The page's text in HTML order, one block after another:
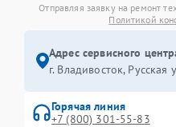
Отправляя заявку на ремонт
Политикой
Адрес сервисного
г. Владивосток, Русская
Горячая линия
+7 (800) 301-55-83